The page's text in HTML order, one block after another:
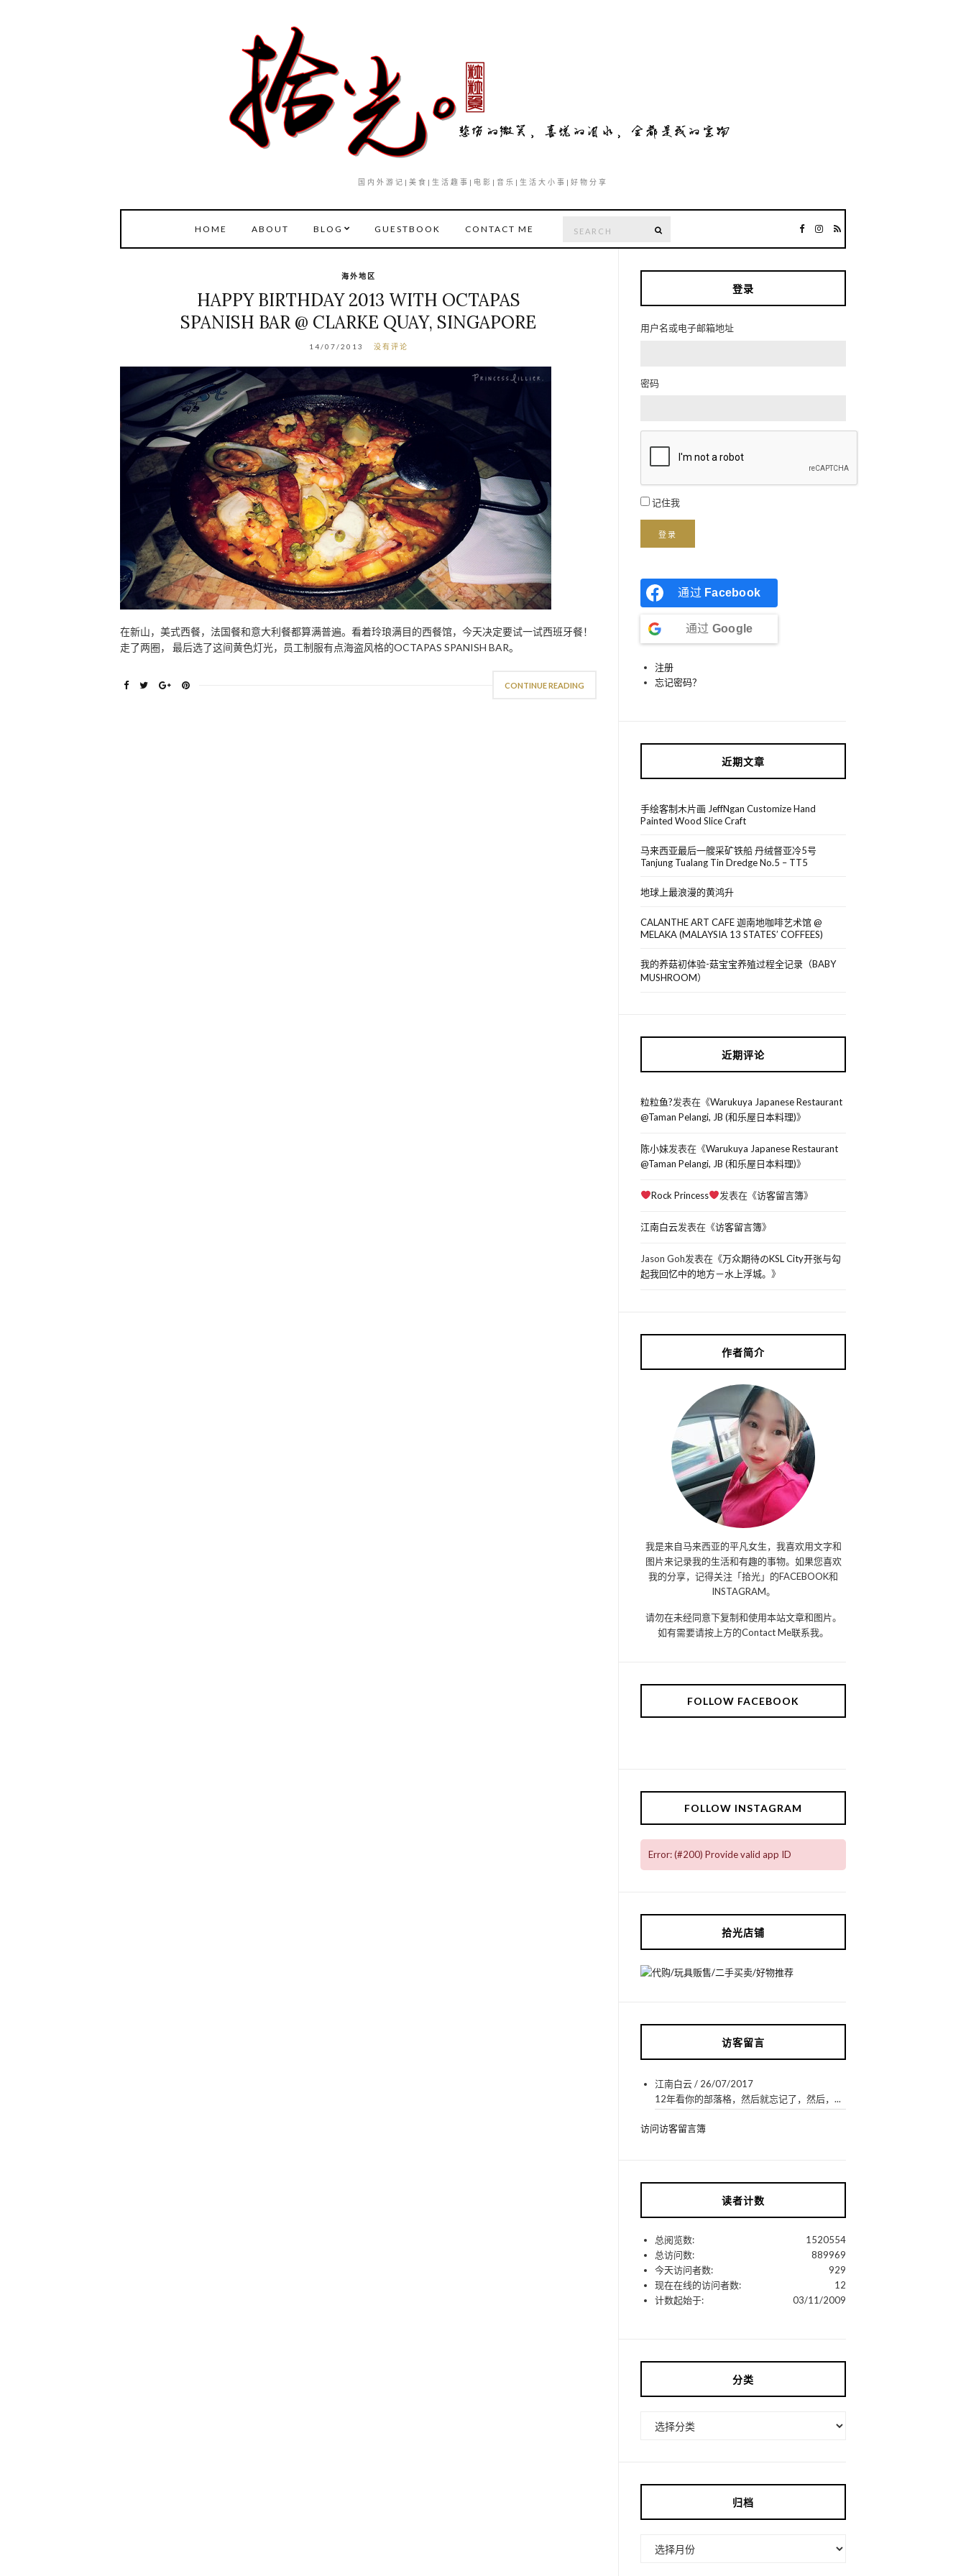
国内外游记|美食|生活趣事|电影|音乐|生活大小事|好物分享
HOME ABOUT BLOG GUESTBOOK CONTACT ME
海外地区
HAPPY BIRTHDAY 2013 WITH OCTAPAS
SPANISH BAR @ CLARKE QUAY, SINGAPORE
14/07/2013 没有评论
在新山，美式西餐，法国餐和意大利餐都算满普遍。看着玲琅满目的西餐馆，今天决定要试一试西班牙餐！
走了两圈， 最后选了这间黄色灯光，员工制服有点海盗风格的OCTAPAS SPANISH BAR。
CONTINUE READING
登录
用户名或电子邮箱地址
密码
记住我
登录
通过 Facebook
通过 Google
注册
忘记密码？
近期文章
手绘客制木片画 JeffNgan Customize Hand
Painted Wood Slice Craft
马来西亚最后一艘采矿铁船 丹绒督亚冷5号
Tanjung Tualang Tin Dredge No.5 – TT5
地球上最浪漫的黄鸿升
CALANTHE ART CAFE 迦南地咖啡艺术馆 @
MELAKA (MALAYSIA 13 STATES’ COFFEES)
我的养菇初体验-菇宝宝养殖过程全记录（BABY
MUSHROOM）
近期评论
粒粒鱼?发表在《Warukuya Japanese Restaurant
@Taman Pelangi, JB (和乐屋日本料理)》
陈小妹发表在《Warukuya Japanese Restaurant
@Taman Pelangi, JB (和乐屋日本料理)》
Rock Princess 发表在《访客留言簿》
江南白云发表在《访客留言簿》
Jason Goh发表在《万众期待のKSL City开张与勾
起我回忆中的地方－水上浮城。》
作者简介
我是来自马来西亚的平凡女生，我喜欢用文字和
图片来记录我的生活和有趣的事物。如果您喜欢
我的分享，记得关注「拾光」的FACEBOOK和
INSTAGRAM。
请勿在未经同意下复制和使用本站文章和图片。
如有需要请按上方的Contact Me联系我。
FOLLOW FACEBOOK
FOLLOW INSTAGRAM
Error: (#200) Provide valid app ID
拾光店铺
访客留言
江南白云/ 26/07/2017
12年看你的部落格，然后就忘记了，然后，...
访问访客留言簿
读者计数
1520554
总阅览数:
889969
总访问数:
929
今天访问者数:
12
现在在线的访问者数:
03/11/2009
计数起始于:
分类
归档